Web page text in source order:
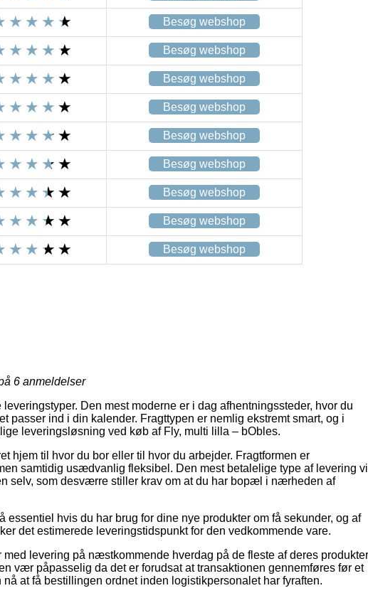
Besøg webshop
Besøg webshop
Besøg webshop
Besøg webshop
Besøg webshop
Besøg webshop
Besøg webshop
Besøg webshop
Besøg webshop
6 anmeldelser
Den mest moderne er i dag afhentningssteder, hvor du
passer ind i din kalender. Fragttypen er nemlig ekstremt smart, og i
leveringsløsning ved køb af Fly, multi lilla – bObles.
hjem til hvor du bor eller til hvor du arbejder. Fragtformen er
samtidig usædvanlig fleksibel. Den mest betalelige type af levering vil
selv, som desværre stiller krav om at du har bopæl i nærheden af
essentiel hvis du har brug for dine nye produkter om få sekunder, og af
det estimerede leveringstidspunkt for den vedkommende vare.
levering på næstkommende hverdag på de fleste af deres
vær påpasselig da det er forudsat at transaktionen gennemføres før et
at få bestillingen ordnet inden logistikpersonalet har fyraften.